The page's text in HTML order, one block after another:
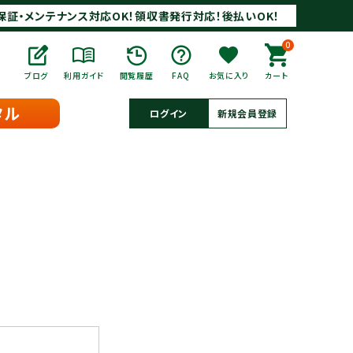
証・メンテナンス対応OK！領収書発行対応！後払いOK！
ブログ 利用ガイド 閲覧履歴 FAQ お気に入り
0
カート
ル ログイン 新規会員登録